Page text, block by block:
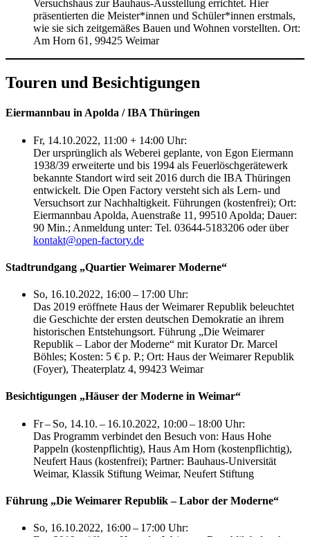
Versuchshaus zur Bauhaus-Ausstellung errichtet. Hier
präsentierten die Meister*innen und Schüler*innen erstmals,
wie sie sich zeitgemäßes Bauen und Wohnen vorstellten. Ort:
Am Horn 61, 99425 Weimar
Touren und Besichtigungen
Eiermannbau in Apolda / IBA Thüringen
Fr, 14.10.2022, 11:00 + 14:00 Uhr:
Der ursprünglich als Weberei geplante, von Egon Eiermann
1938/39 erweiterte und bis 1994 als Feuerlöschgerätewerk
bekannte Standort wird seit 2016 durch die IBA Thüringen
entwickelt. Die Open Factory versteht sich als Lern- und
Versuchsort zur Nachhaltigkeit. Führungen (kostenfrei); Ort:
Eiermannbau Apolda, Auenstraße 11, 99510 Apolda; Dauer:
90 Min.; Anmeldung unter: Tel. 03644-5183206 oder über
kontakt@open-factory.de
Stadtrundgang „Quartier Weimarer Moderne“
So, 16.10.2022, 16:00 – 17:00 Uhr:
Das 2019 eröffnete Haus der Weimarer Republik beleuchtet
die Geschichte der ersten deutschen Demokratie an ihrem
historischen Entstehungsort. Führung „Die Weimarer
Republik – Labor der Moderne“ mit Kurator Dr. Marcel
Böhles; Kosten: 5 € p. P.; Ort: Haus der Weimarer Republik
(Foyer), Theaterplatz 4, 99423 Weimar
Besichtigungen „Häuser der Moderne in Weimar“
Fr – So, 14.10. – 16.10.2022, 10:00 – 18:00 Uhr:
Das Programm verbindet den Besuch von: Haus Hohe
Pappeln (kostenpflichtig), Haus Am Horn (kostenpflichtig),
Neufert Haus (kostenfrei); Partner: Bauhaus-Universität
Weimar, Klassik Stiftung Weimar, Neufert Stiftung
Führung „Die Weimarer Republik – Labor der Moderne“
So, 16.10.2022, 16:00 – 17:00 Uhr: